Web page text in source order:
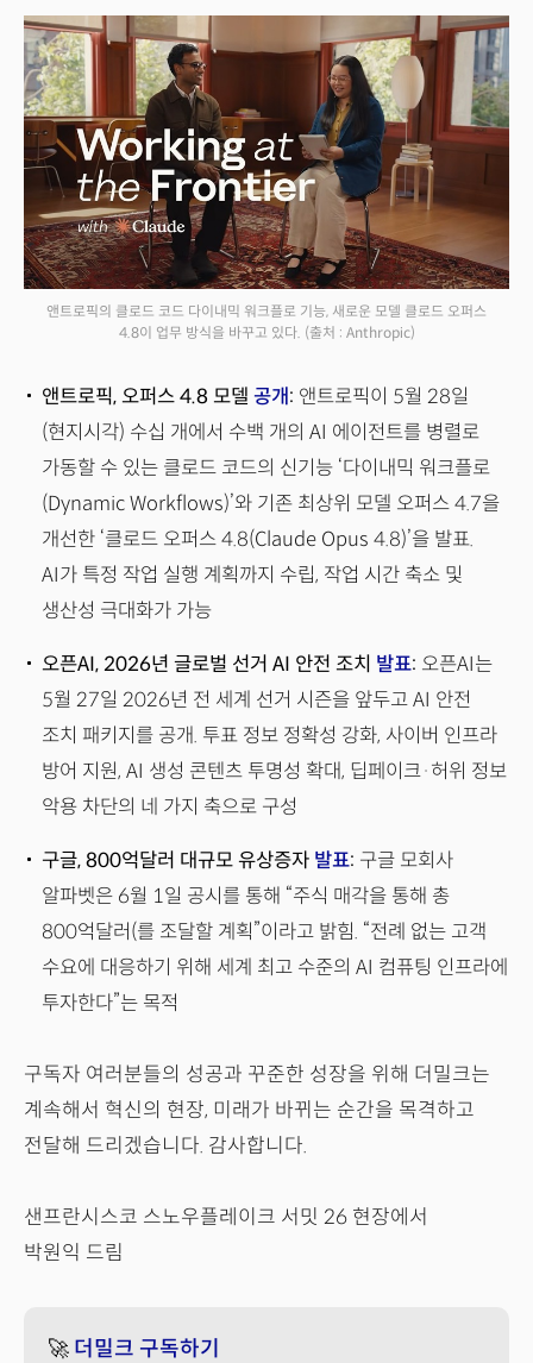
앤트로픽의 클로드 코드 다이내믹 워크플로 기능, 새로운 모델 클로드 오퍼스
4.8이 업무 방식을 바꾸고 있다. (출처 : Anthropic)
앤트로픽, 오퍼스 4.8 모델 공개: 앤트로픽이 5월 28일
(현지시각) 수십 개에서 수백 개의 AI 에이전트를 병렬로
가동할 수 있는 클로드 코드의 신기능 ‘다이내믹 워크플로
(Dynamic Workflows)’와 기존 최상위 모델 오퍼스 4.7을
개선한 ‘클로드 오퍼스 4.8(Claude Opus 4.8)’을 발표.
AI가 특정 작업 실행 계획까지 수립, 작업 시간 축소 및
생산성 극대화가 가능
오픈AI, 2026년 글로벌 선거 AI 안전 조치 발표: 오픈AI는
5월 27일 2026년 전 세계 선거 시즌을 앞두고 AI 안전
조치 패키지를 공개. 투표 정보 정확성 강화, 사이버 인프라
방어 지원, AI 생성 콘텐츠 투명성 확대, 딥페이크·허위 정보
악용 차단의 네 가지 축으로 구성
구글, 800억달러 대규모 유상증자 발표: 구글 모회사
알파벳은 6월 1일 공시를 통해 “주식 매각을 통해 총
800억달러(를 조달할 계획”이라고 밝힘. “전례 없는 고객
수요에 대응하기 위해 세계 최고 수준의 AI 컴퓨팅 인프라에
투자한다”는 목적
구독자 여러분들의 성공과 꾸준한 성장을 위해 더밀크는
계속해서 혁신의 현장, 미래가 바뀌는 순간을 목격하고
전달해 드리겠습니다. 감사합니다.
샌프란시스코 스노우플레이크 서밋 26 현장에서
박원익 드림
🚀 더밀크 구독하기